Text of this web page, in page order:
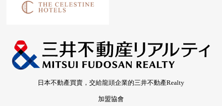
日本不動產買賣，交給龍頭企業的三井不動產Realty
加盟協會